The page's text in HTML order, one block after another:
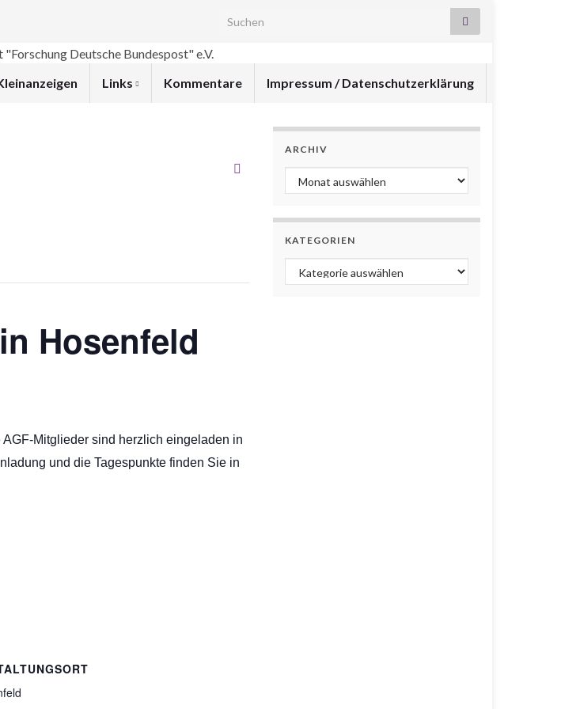
Search for:
Links Kommentare Impressum / Datenschutzerklärung
Hosenfeld
Mitglieder sind herzlich eingeladen in
und die Tagespunkte finden Sie in
ARCHIV
Archiv
KATEGORIEN
Kategorien